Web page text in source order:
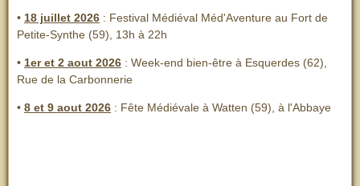
• 18 juillet 2026 : Festival Médiéval Méd'Aventure au Fort de
Petite-Synthe (59), 13h à 22h
• 1er et 2 aout 2026 : Week-end bien-être à Esquerdes (62),
Rue de la Carbonnerie
• 8 et 9 aout 2026 : Fête Médiévale à Watten (59), à l'Abbaye